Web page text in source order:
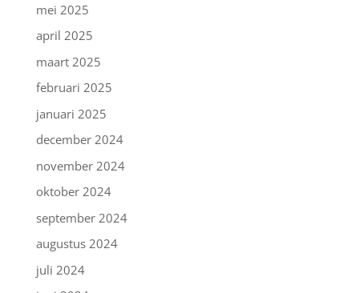
mei 2025
april 2025
maart 2025
februari 2025
januari 2025
december 2024
november 2024
oktober 2024
september 2024
augustus 2024
juli 2024